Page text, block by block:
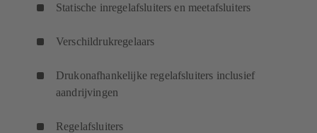
Statische inregelafsluiters en meetafsluiters
Verschildrukregelaars
Drukonafhankelijke regelafsluiters inclusief
aandrijvingen
Regelafsluiters